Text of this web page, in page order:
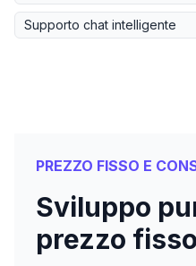
Supporto chat intelligente
PREZZO FISSO E
Sviluppo
prezzo fisso